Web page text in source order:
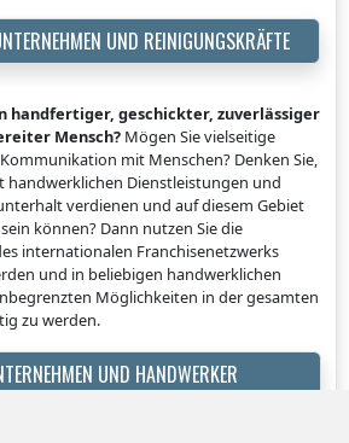
UND REINIGUNGSKRÄFTE
handfertiger, geschickter, zuverlässiger
Mensch? Mögen Sie vielseitige
mit Menschen? Denken Sie,
handwerklichen Dienstleistungen und
verdienen und auf diesem Gebiet
können? Dann nutzen Sie die
internationalen Franchisenetzwerks
und in beliebigen handwerklichen
Möglichkeiten in der gesamten
zu werden.
UND HANDWERKER